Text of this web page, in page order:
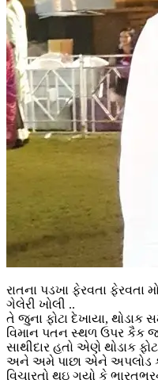
રાતના પડખા ફેરવતા ફેરવતા
ગેલેરી ખોલી ..
તે જુના ફોટા દેખાયા,
વિમાન પતન સ્થળ ઉપર કૈક
સાથીદાર હતો એણે થોડાક
અને અમે પાછા એને અપલોડ
વિચારતો થઇ ગયો કે